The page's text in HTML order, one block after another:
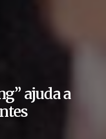
ajuda a